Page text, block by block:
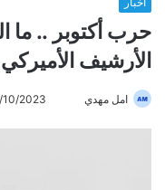
حرب أكتوبر .. ما
الأرشيف
امل مهدي 2023